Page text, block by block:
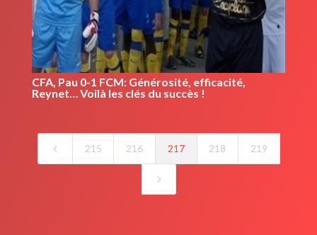
CFA, Pau 0-1 FCM: Générosité, efficacité,
Reynet… Voilà les clés du succès !
4 215 216 217 218 219
5